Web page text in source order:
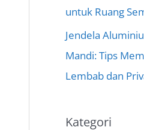
untuk Ruang
Jendela
Mandi: Tips
Lembab dan
Kategori